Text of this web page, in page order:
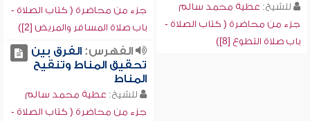
للشيخ: عطية محمد سالم
جزء من محاضرة ( كتاب الصلاة -
باب صلاة التطوع [8])
جزء من محاضرة ( كتاب الصلاة -
باب صلاة المسافر والمريض [2])
الفهرس:الفرق بين
تحقيق المناط وتنقيح
المناط
للشيخ: عطية محمد سالم
جزء من محاضرة ( كتاب الصلاة -